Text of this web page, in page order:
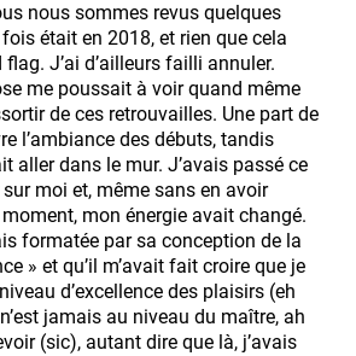
nous sommes revus quelques
était en 2018, et rien que cela
flag. J’ai d’ailleurs failli annuler.
me poussait à voir quand même
de ces retrouvailles. Une part de
l’ambiance des débuts, tandis
aller dans le mur. J’avais passé ce
moi et, même sans en avoir
mon énergie avait changé.
formatée par sa conception de la
» et qu’il m’avait fait croire que je
d’excellence des plaisirs (eh
jamais au niveau du maître, ah
(sic), autant dire que là, j’avais